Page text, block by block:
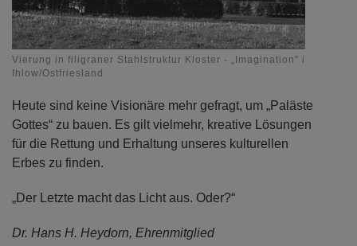
Vierung in filigraner Stahlstruktur Kloster - „Imagination" in
Ihlow/Ostfriesland
Heute sind keine Visionäre mehr gefragt, um „Paläste
Gottes“ zu bauen. Es gilt vielmehr, kreative Lösungen
für die Rettung und Erhaltung unseres kulturellen
Erbes zu finden.
„Der Letzte macht das Licht aus. Oder?“
Dr. Hans H. Heydorn, Ehrenmitglied